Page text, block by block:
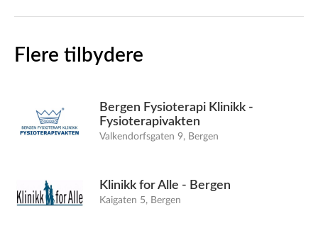
Flere tilbydere
Bergen Fysioterapi Klinikk -
Fysioterapivakten
Valkendorfsgaten 9, Bergen
Klinikk for Alle - Bergen
Kaigaten 5, Bergen